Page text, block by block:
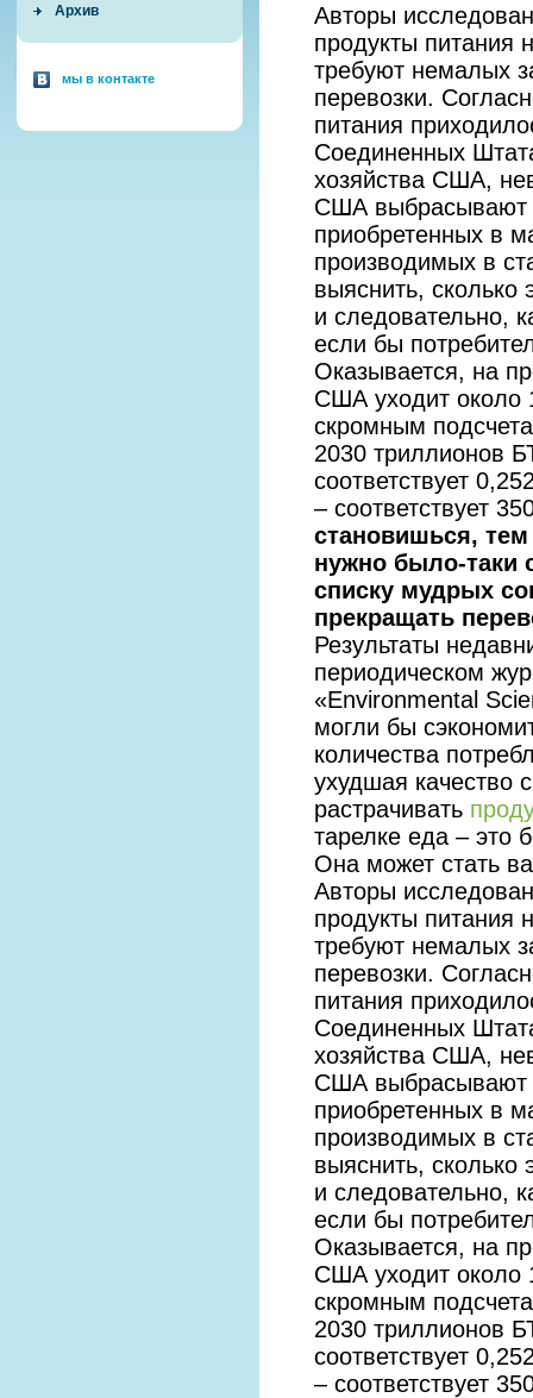
Архив
мы в контакте
Авторы
продукты питания
требуют немалых
перевозки.
питания
Соединенных
хозяйства США,
США выбрасывают
приобретенных в
производимых в
выяснить, сколько
и следовательно,
если бы
Оказывается, на
США уходит около
скромным
2030 триллионов
соответствует
– соответствует
становишься, тем
нужно было-таки
списку мудрых
прекращать
Результаты
периодическом
«Environmental
могли бы
количества
ухудшая качество
растрачивать
тарелке еда – это
Она может стать
Авторы
продукты питания
требуют немалых
перевозки.
питания
Соединенных
хозяйства США,
США выбрасывают
приобретенных в
производимых в
выяснить, сколько
и следовательно,
если бы
Оказывается, на
США уходит около
скромным
2030 триллионов
соответствует
– соответствует